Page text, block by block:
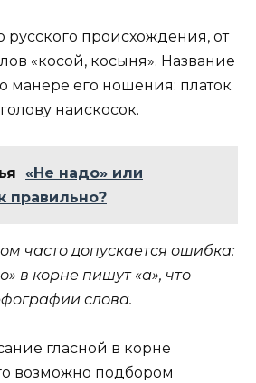
происхождения, от
«косой, косыня». Название
манере его ношения: платок
наискосок.
«Не надо» или
правильно?
часто допускается ошибка:
в корне пишут «а», что
слова.
гласной в корне
возможно подбором